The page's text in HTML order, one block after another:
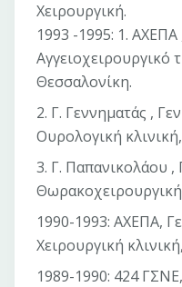
Χειρουργική.
1993 -1995: 1.
Αγγειοχειρουργικό
Θεσσαλονίκη.
2. Γ. Γεννηματάς ,
Ουρολογική
3. Γ. Παπανικολάου ,
1990-1993: AΧΕΠΑ,
Χειρουργική
1989-1990: 424 ΓΣΝΕ,